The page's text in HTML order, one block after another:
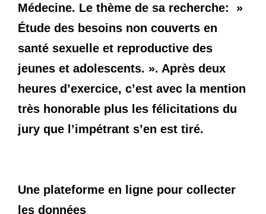
Médecine. Le thème de sa recherche: »
Étude des besoins non couverts en
santé sexuelle et reproductive des
jeunes et adolescents. ». Après deux
heures d’exercice, c’est avec la mention
très honorable plus les félicitations du
jury que l’impétrant s’en est tiré.
Une plateforme en ligne pour collecter
les données